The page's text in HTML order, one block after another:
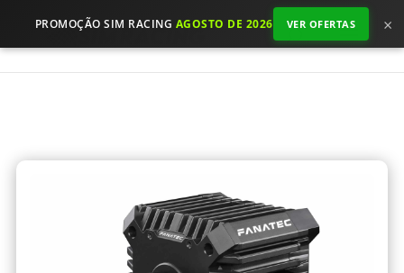
PROMOÇÃO SIM RACING AGOSTO DE 2026 VER OFERTAS ×